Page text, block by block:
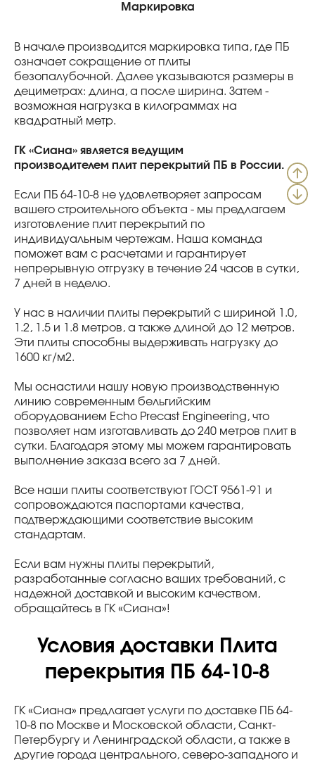
Маркировка
В начале производится маркировка типа, где ПБ
означает сокращение от плиты
безопалубочной. Далее указываются размеры в
дециметрах: длина, а после ширина. Затем -
возможная нагрузка в килограммах на
квадратный метр.
ГК «Сиана» является ведущим
производителем плит перекрытий ПБ в России.
Если ПБ 64-10-8 не удовлетворяет запросам
вашего строительного объекта - мы предлагаем
изготовление плит перекрытий по
индивидуальным чертежам. Наша команда
поможет вам с расчетами и гарантирует
непрерывную отгрузку в течение 24 часов в сутки,
7 дней в неделю.
У нас в наличии плиты перекрытий с шириной 1.0,
1.2, 1.5 и 1.8 метров, а также длиной до 12 метров.
Эти плиты способны выдерживать нагрузку до
1600 кг/м2.
Мы оснастили нашу новую производственную
линию современным бельгийским
оборудованием Echo Precast Engineering, что
позволяет нам изготавливать до 240 метров плит в
сутки. Благодаря этому мы можем гарантировать
выполнение заказа всего за 7 дней.
Все наши плиты соответствуют ГОСТ 9561-91 и
сопровождаются паспортами качества,
подтверждающими соответствие высоким
стандартам.
Если вам нужны плиты перекрытий,
разработанные согласно ваших требований, с
надежной доставкой и высоким качеством,
обращайтесь в ГК «Сиана»!
Условия доставки Плита
перекрытия ПБ 64-10-8
ГК «Сиана» предлагает услуги по доставке ПБ 64-
10-8 по Москве и Московской области, Санкт-
Петербургу и Ленинградской области, а также в
другие города центрального, северо-западного и